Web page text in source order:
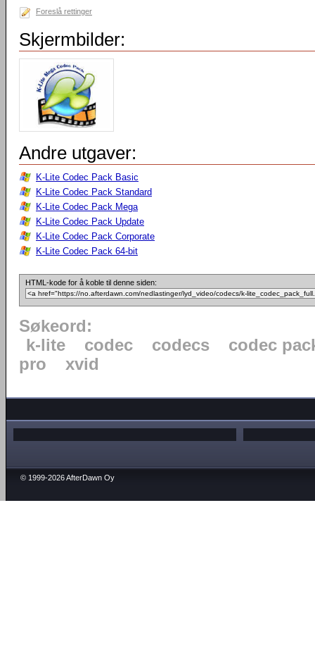
Foreslå rettinger
Skjermbilder:
Andre utgaver:
K-Lite Codec Pack Basic
K-Lite Codec Pack Standard
K-Lite Codec Pack Mega
K-Lite Codec Pack Update
K-Lite Codec Pack Corporate
K-Lite Codec Pack 64-bit
HTML-kode for å koble til denne siden:
Søkeord:
k-lite
codec codecs
codec
pro
xvid
© 1999-2026 AfterDawn Oy